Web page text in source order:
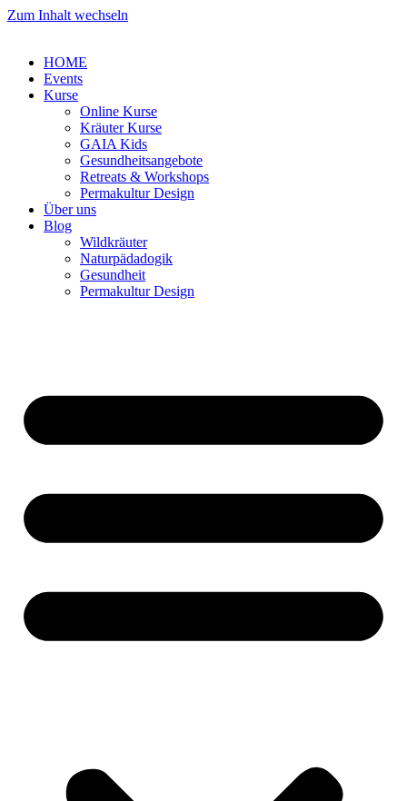
Zum Inhalt wechseln
HOME
Events
Kurse
Online Kurse
Kräuter Kurse
GAIA Kids
Gesundheitsangebote
Retreats & Workshops
Permakultur Design
Über uns
Blog
Wildkräuter
Naturpädadogik
Gesundheit
Permakultur Design